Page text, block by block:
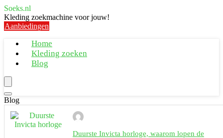
Soeks.nl
Kleding zoekmachine voor jouw!
Aanbiedingen
Home
Kleding zoeken
Blog
Blog
Duurste Invicta horloge, waarom lopen de